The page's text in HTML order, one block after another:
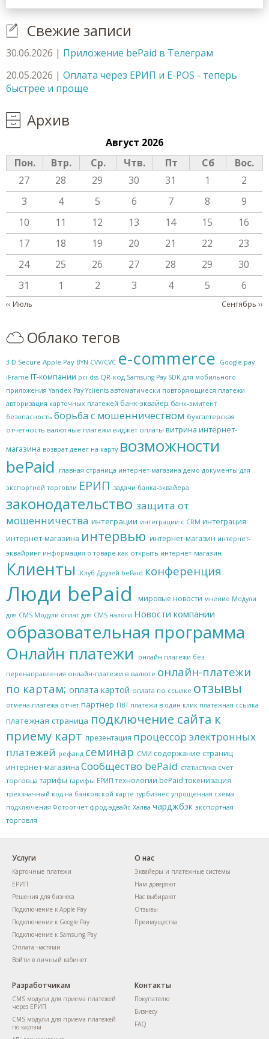
Свежие записи
30.06.2026 | Приложение bePaid в Телеграм
20.05.2026 | Оплата через ЕРИП и E-POS - теперь
быстрее и проще
Архив
Август 2026
Пон.
Втр. Ср. Чтв. Пт Сб
Вос.
27
28 29 30 31 1
2
3
4 5 6 7 8
9
10
11 12 13 14 15
16
17
18 19 20 21 22
23
24
25 26 27 28 29
30
31
1 2 3 4 5 6
Нумерация страниц
‹‹ Июль Сентябрь ››
Облако тегов
3-D Secure Apple Pay BYN CVV/CVC e-commerce
Google pay
iFrame IT-компании pci dss QR-код Samsung Pay SDK для мобильного
приложения Yandex Pay Yclients автоматически повторяющиеся платежи
авторизация карточных платежей банк-эквайер банк-эмитент
безопасность борьба с мошенничеством бухгалтерская
отчетность валютные платежи виджет оплаты витрина интернет-
магазина возврат денег на карту возможности
bePaid
главная страница интернет-магазина демо документы для
экспортной торговли ЕРИП задачи банка-эквайера
законодательство защита от
мошенничества интеграции интеграции с CRM интеграция
интернет-магазина интервью интернет-магазин интернет-
эквайринг информация о товаре как открыть интернет-магазин
Клиенты Клуб Друзей bePaid конференция
Люди bePaid мировые новости мнение Модули
для CMS Модули оплат для CMS налоги Новости компании
образовательная программа
Онлайн платежи
онлайн платежи без
перенаправления онлайн-платежи в валюте онлайн-платежи
по картам; оплата картой оплата по ссылке отзывы
отмена платежа отчет партнер ПВТ платежи в один клик платежная ссылка
платежная страница подключение сайта к
приему карт презентация процессор электронных
платежей рефанд семинар СМИ содержание страниц
интернет-магазина Сообщество bePaid статистика счет
торговца тарифы тарифы ЕРИП технологии bePaid токенизация
трехзначный код на банковской карте турбизнес упрощенная схема
подключения Фотоотчет фрод-эдвайс Халва чарджбэк экспортная
торговля
Услуги
Карточные платежи
ЕРИП
Решения для бизнеса
Подключение к Apple Pay
Подключение к Google Pay
Подключение к Samsung Pay
Оплата частями
Войти в личный кабинет
О нас
Эквайеры и платежные системы
Нам доверяют
Нас выбирают
Отзывы
Преимущества
Разработчикам
CMS модули для приема платежей
через ЕРИП
CMS модули для приема платежей
по картам
Контакты
Покупателю
Бизнесу
FAQ